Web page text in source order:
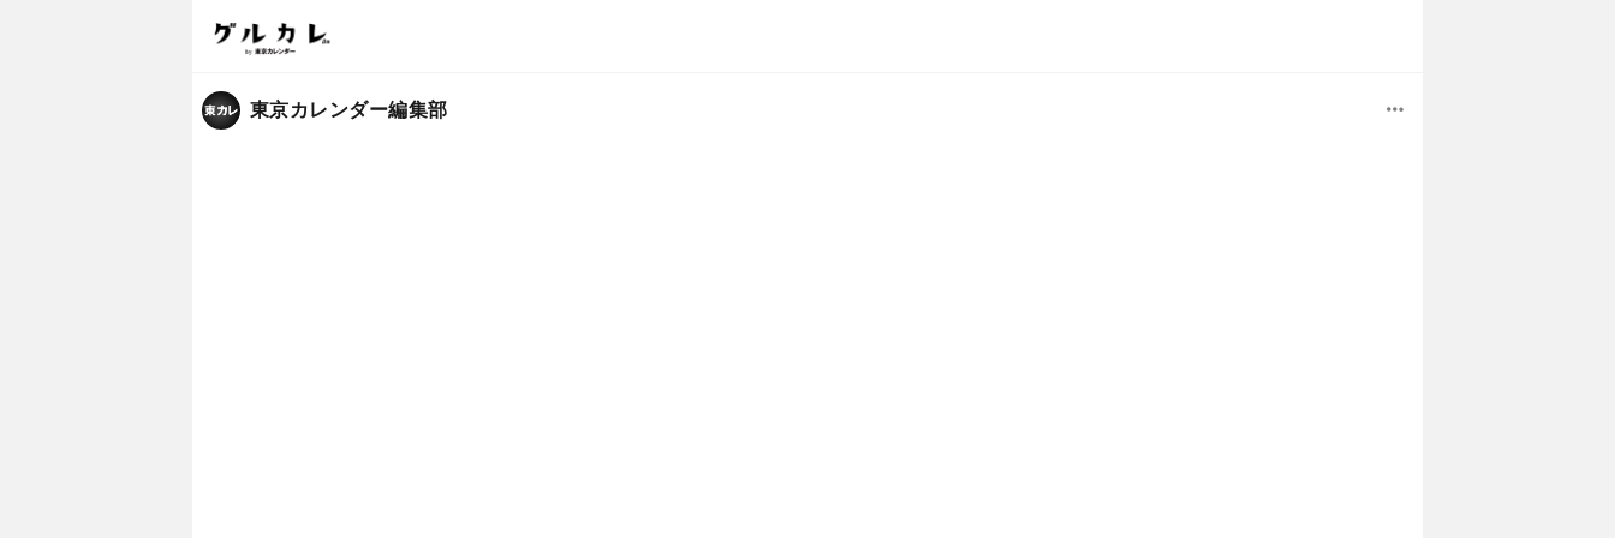
東京カレンダー編集部